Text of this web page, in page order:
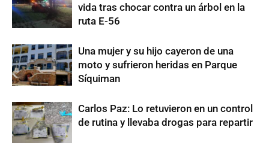
vida tras chocar contra un árbol en la
ruta E-56
Una mujer y su hijo cayeron de una
moto y sufrieron heridas en Parque
Síquiman
Carlos Paz: Lo retuvieron en un control
de rutina y llevaba drogas para repartir